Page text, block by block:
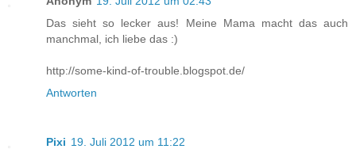
Das sieht so lecker aus! Meine Mama macht das auch
manchmal, ich liebe das :)
http://some-kind-of-trouble.blogspot.de/
Antworten
Pixi 19. Juli 2012 um 11:22